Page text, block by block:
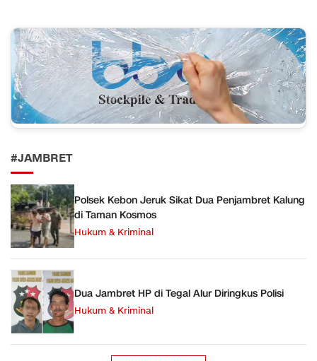
#JAMBRET
Polsek Kebon Jeruk Sikat Dua Penjambret Kalung
di Taman Kosmos
Hukum & Kriminal
Dua Jambret HP di Tegal Alur Diringkus Polisi
Hukum & Kriminal